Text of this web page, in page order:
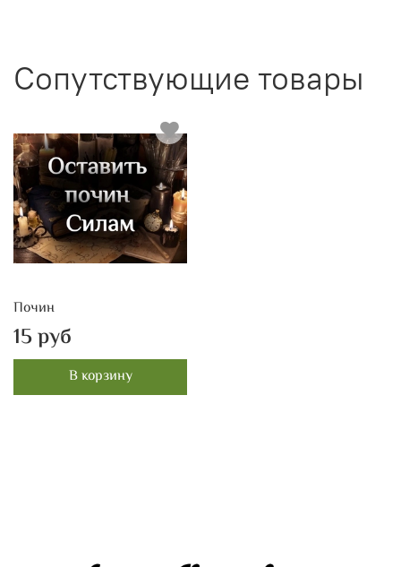
Сопутствующие товары
Почин
15 руб
В корзину